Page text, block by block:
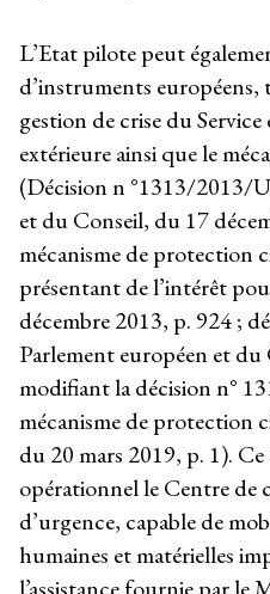
L’Etat pilote peut
d’instruments
gestion de crise du
extérieure ainsi que le
(Décision n °1313/2013/
et du Conseil, du 17
mécanisme de protection
présentant de l’intérêt
décembre 2013, p. 924 ;
Parlement européen et
modifiant la décision n°
mécanisme de protection
du 20 mars 2019, p. 1).
opérationnel le Centre de
d’urgence, capable de
humaines et matérielles